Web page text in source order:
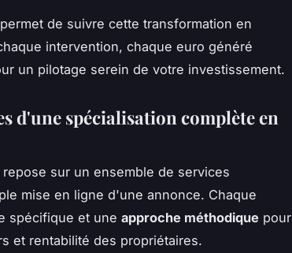
de suivre cette transformation en
intervention, chaque euro généré
un pilotage serein de votre investissement.
d'une spécialisation complète en
sur un ensemble de services
mise en ligne d'une annonce. Chaque
spécifique et une approche méthodique pour
et rentabilité des propriétaires.